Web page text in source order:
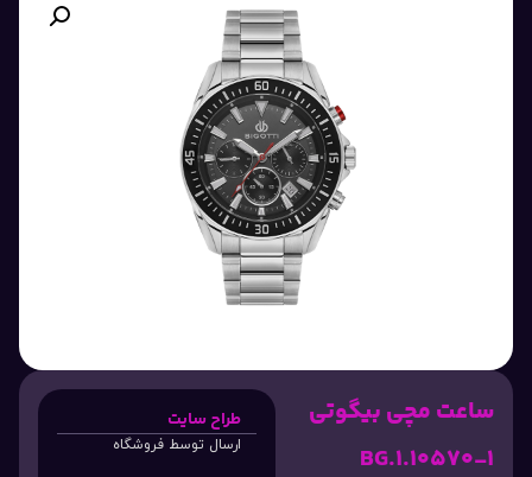
ساعت مچی بیگوتی
BG.1.10570-1
طراح سایت
ارسال توسط فروشگاه